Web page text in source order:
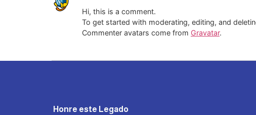
Hi, this is a comment.
To get started with moderating, editing, and
Commenter avatars come from Gravatar.
Honre este Legado